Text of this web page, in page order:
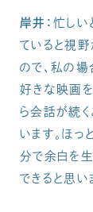
岸井：忙しい
ていると視
ので、私の
好きな映画を
ら会話が続
います。ほっ
分で余白を
できると思い